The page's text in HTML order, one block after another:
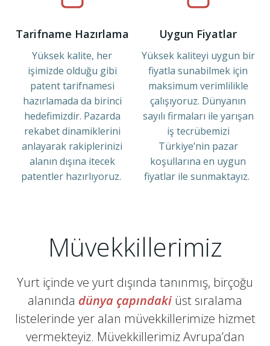
Tarifname Hazırlama
Yüksek kalite, her
işimizde olduğu gibi
patent tarifnamesi
hazırlamada da birinci
hedefimizdir. Pazarda
rekabet dinamiklerini
anlayarak rakiplerinizi
alanın dışına itecek
patentler hazırlıyoruz.
Uygun Fiyatlar
Yüksek kaliteyi uygun bir
fiyatla sunabilmek için
maksimum verimlilikle
çalışıyoruz. Dünyanın
sayılı firmaları ile yarışan
iş tecrübemizi
Türkiye’nin pazar
koşullarına en uygun
fiyatlar ile sunmaktayız.
Müvekkillerimiz
Yurt içinde ve yurt dışında tanınmış, birçoğu
alanında dünya çapındaki üst sıralama
listelerinde yer alan müvekkillerimize hizmet
vermekteyiz. Müvekkillerimiz Avrupa’dan